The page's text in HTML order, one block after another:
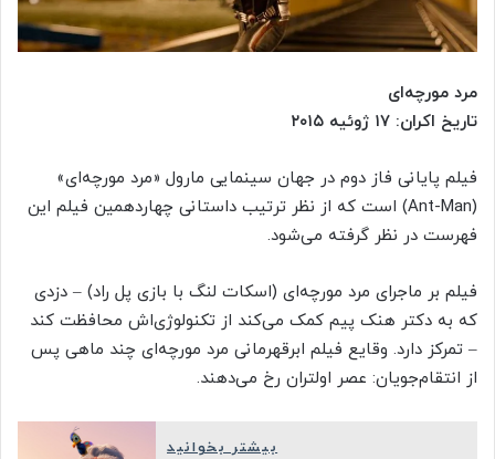
مرد مورچه‌ای
تاریخ اکران: ۱۷ ژوئیه ۲۰۱۵
فیلم پایانی فاز دوم در جهان سینمایی مارول «مرد مورچه‌ای»
(Ant-Man) است که از نظر ترتیب داستانی چهاردهمین فیلم این
فهرست در نظر گرفته می‌شود.
فیلم بر ماجرای مرد مورچه‌ای (اسکات لنگ با بازی پل راد) – دزدی
که به دکتر هنک پیم کمک می‌کند از تکنولوژی‌اش محافظت کند
– تمرکز دارد. وقایع فیلم ابرقهرمانی مرد مورچه‌ای چند ماهی پس
از انتقام‌جویان: عصر اولتران رخ می‌دهند.
بیشتر بخوانید